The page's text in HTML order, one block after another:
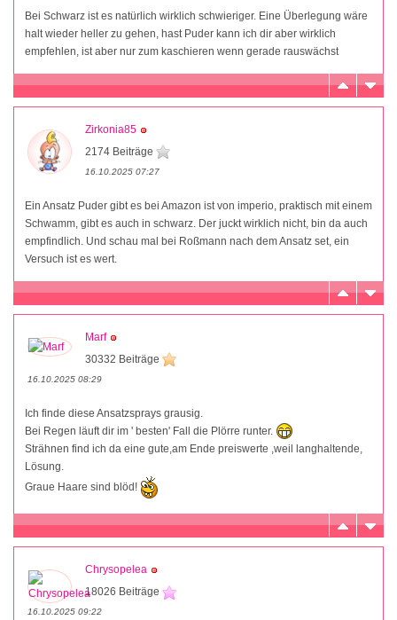
Bei Schwarz ist es natürlich wirklich schwieriger. Eine Überlegung wäre
halt wieder heller zu gehen, hast Puder kann ich dir aber wirklich
empfehlen, ist aber nur zum kaschieren wenn gerade rauswächst
Zirkonia85
2174 Beiträge
16.10.2025 07:27
Ein Ansatz Puder gibt es bei Amazon ist von imperio, praktisch mit einem
Schwamm, gibt es auch in schwarz. Der juckt wirklich nicht, bin da auch
empfindlich. Und schau mal bei Roßmann nach dem Ansatz set, ein
Versuch ist es wert.
Marf
30332 Beiträge
16.10.2025 08:29
Ich finde diese Ansatzsprays grausig.
Bei Regen läuft dir im ' besten' Fall die Plörre runter.
Strähnen find ich da eine gute,am Ende preiswerte ,weil langhaltende,
Lösung.
Graue Haare sind blöd!
Chrysopelea
18026 Beiträge
16.10.2025 09:22